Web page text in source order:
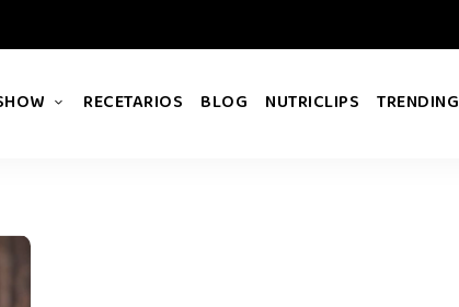
RECETARIOS BLOG NUTRICLIPS TRENDING